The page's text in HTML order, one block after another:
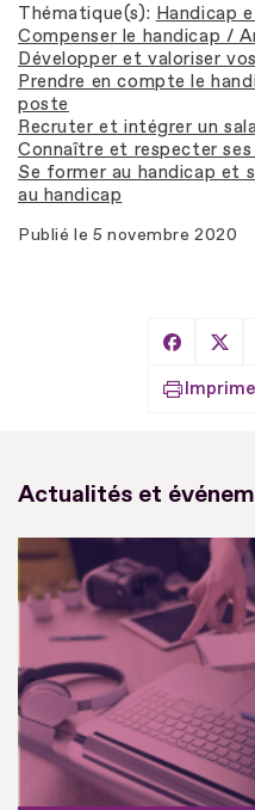
Thématique(s) Handicap
Compenser le handicap /
Développer et valoriser
Prendre en compte le
poste
Recruter et intégrer un
Connaître et respecter
Se former au handicap et
au handicap
Publié le 5 novembre 2020
Partager
Actualités et